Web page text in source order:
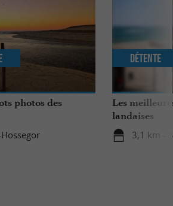
photos des
Les
landaises
3,1 km -
Détente